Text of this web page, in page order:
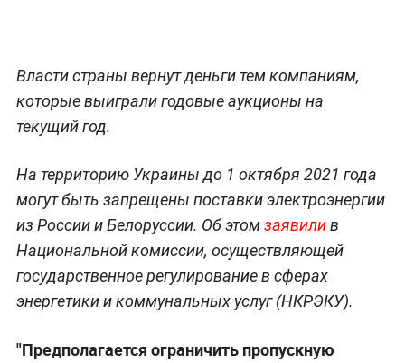
Власти страны вернут деньги тем компаниям,
которые выиграли годовые аукционы на
текущий год.
На территорию Украины до 1 октября 2021 года
могут быть запрещены поставки электроэнергии
из России и Белоруссии. Об этомзаявилив
Национальной комиссии, осуществляющей
государственное регулирование в сферах
энергетики и коммунальных услуг (НКРЭКУ).
"Предполагается ограничить пропускную